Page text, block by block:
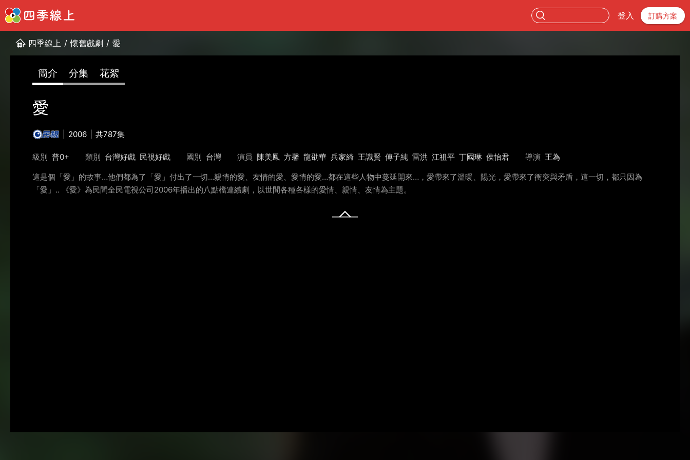
登入 訂購方案
四季線上 / 懷舊戲劇 / 愛
簡介 分集 花絮
愛
2006 共787集
級別 普0+ 類別 台灣好戲 民視好戲 國別 台灣 演員 陳美鳳 方馨 龍劭華 兵家綺 王識賢 傅子純 雷洪 江祖平 丁國琳 侯怡君 導演 王為
這是個「愛」的故事…他們都為了「愛」付出了一切…親情的愛、友情的愛、愛情的愛…都在這些人物中蔓延開來…，愛帶來了溫暖、陽光，愛帶來了衝突與矛盾，這一切，都只因為
「愛」.. 《愛》為民間全民電視公司2006年播出的八點檔連續劇，以世間各種各樣的愛情、親情、友情為主題。